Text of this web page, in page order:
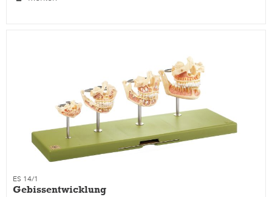
ES 14/1
Gebissentwicklung